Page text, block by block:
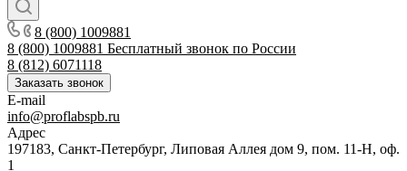
8 (800) 1009881
8 (800) 1009881 Бесплатный звонок по России
8 (812) 6071118
Заказать звонок
E-mail
info@proflabspb.ru
Адрес
197183, Санкт-Петербург, Липовая Аллея дом 9, пом. 11-Н, оф.
1